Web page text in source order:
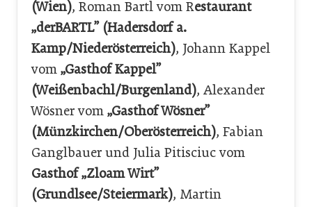
(Wien), Roman Bartl vom Restaurant
„derBARTL” (Hadersdorf a.
Kamp/Niederösterreich), Johann Kappel
vom „Gasthof Kappel”
(Weißenbachl/Burgenland), Alexander
Wösner vom „Gasthof Wösner”
(Münzkirchen/Oberösterreich), Fabian
Ganglbauer und Julia Pitisciuc vom
Gasthof „Zloam Wirt”
(Grundlsee/Steiermark), Martin